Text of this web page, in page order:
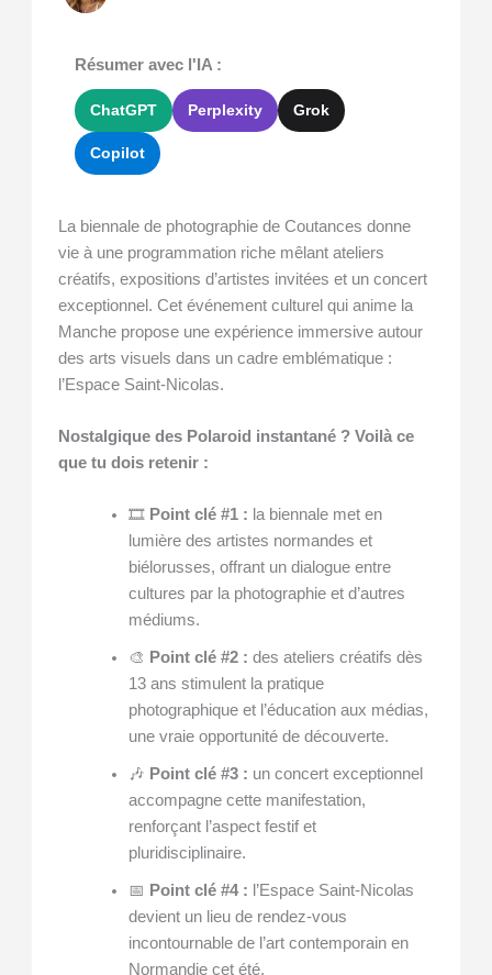
Résumer avec l'IA :
ChatGPT Perplexity Grok
Copilot
La biennale de photographie de Coutances donne
vie à une programmation riche mêlant ateliers
créatifs, expositions d’artistes invitées et un concert
exceptionnel. Cet événement culturel qui anime la
Manche propose une expérience immersive autour
des arts visuels dans un cadre emblématique :
l’Espace Saint-Nicolas.
Nostalgique des Polaroid instantané ? Voilà ce
que tu dois retenir :
🎞️ Point clé #1 : la biennale met en
lumière des artistes normandes et
biélorusses, offrant un dialogue entre
cultures par la photographie et d’autres
médiums.
🎨 Point clé #2 : des ateliers créatifs dès
13 ans stimulent la pratique
photographique et l’éducation aux médias,
une vraie opportunité de découverte.
🎶 Point clé #3 : un concert exceptionnel
accompagne cette manifestation,
renforçant l’aspect festif et
pluridisciplinaire.
📅 Point clé #4 : l’Espace Saint-Nicolas
devient un lieu de rendez-vous
incontournable de l’art contemporain en
Normandie cet été.